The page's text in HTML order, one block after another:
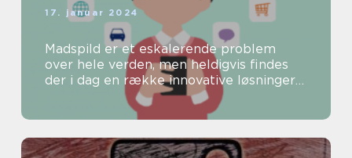
17. januar 2024
Madspild er et eskalerende problem
over hele verden, men heldigvis findes
der i dag en række innovative løsninger
til at bekæmpe dette problem